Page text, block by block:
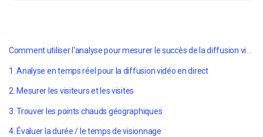
Comment utiliser l'analyse pour mesurer le succès de la diffusion vidéo en direct
1. Analyse en temps réel pour la diffusion vidéo en direct
2. Mesurer les visiteurs et les visites
3. Trouver les points chauds géographiques
4. Évaluer la durée / le temps de visionnage